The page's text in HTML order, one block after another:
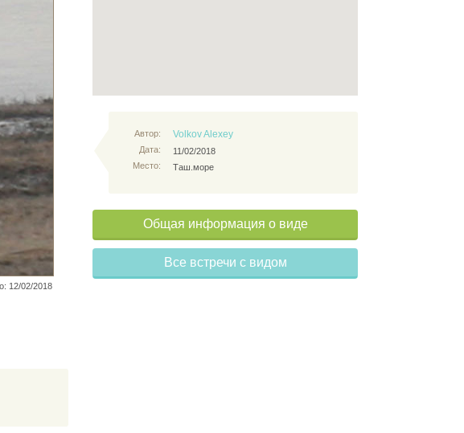
12/02/2018
Автор:
Дата:
Место:
Volkov Alexey
11/02/2018
Таш.море
Общая информация о виде
Все встречи с видом